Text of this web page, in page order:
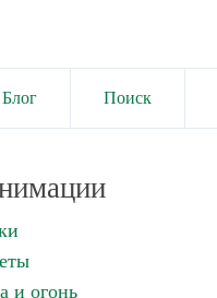
Блог Поиск
и огонь